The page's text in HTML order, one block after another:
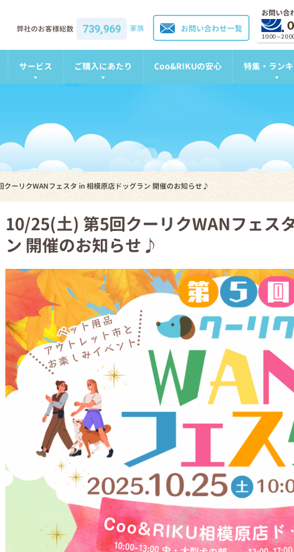
お問い合
10:00～
お問い合わせ一覧
弊社のお客様総数 739,969 家族
サービス ご購入にあたり Coo&RIKUの安心 特集・ラン
クーリクWANフェスタ in 相模原店ドッグラン 開催のお知らせ♪
10/25(土) 第5回クーリクWANフェス
ン 開催のお知らせ♪